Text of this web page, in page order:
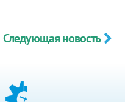
Следующая новость